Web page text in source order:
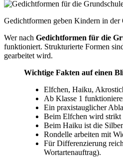
Gedichtformen geben Kindern in
Wer nach Gedichtformen für die
funktioniert. Strukturierte Formen
gearbeitet wird.
Wichtige Fakten auf einen
Elfchen, Haiku,
Ab Klasse 1
Ein praxistauglicher
Beim Elfchen wird strikt
Beim Haiku ist die
Rondelle arbeiten mit
Für Differenzierung
Wortartenauftrag).